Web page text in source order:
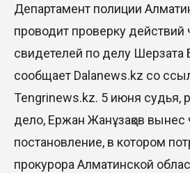
Департамент полиции
проводит проверку действий
свидетелей по делу Шерзата
сообщает Dalanews.kz со
Tengrinews.kz. 5 июня судья,
дело, Ержан Жанұзақов вынес
постановление, в котором
прокурора Алматинской